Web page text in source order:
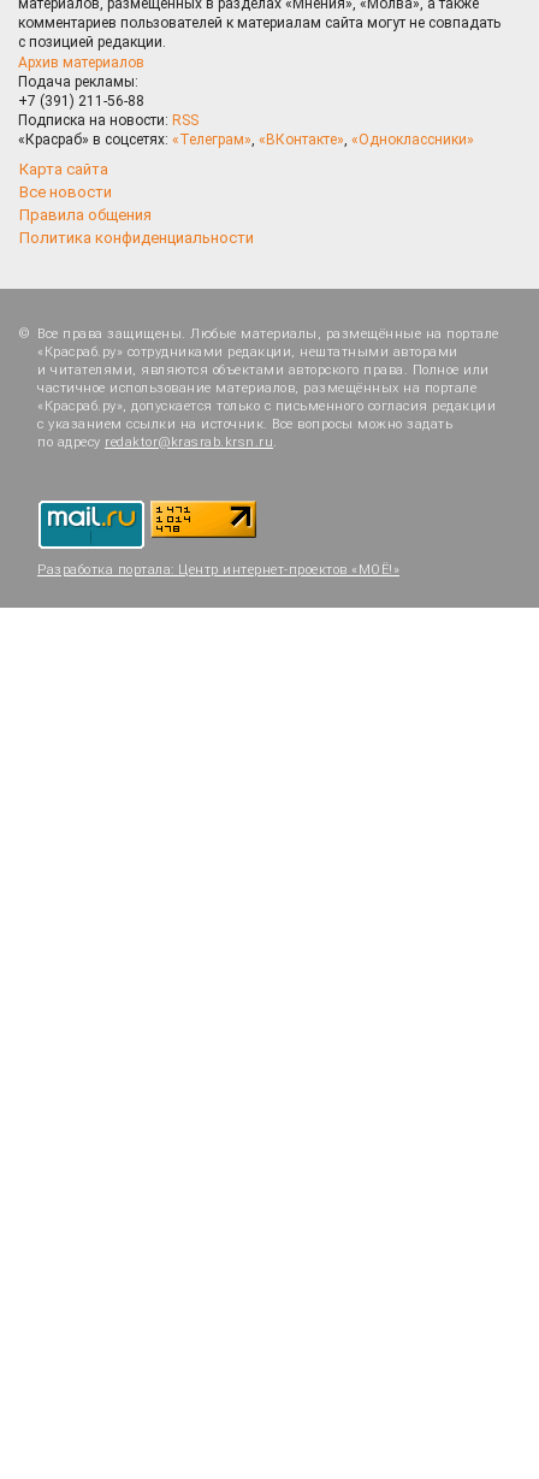
материалов, размещённых в разделах «Мнения», «Молва», а также
комментариев пользователей к материалам сайта могут не совпадать
с позицией редакции.
Архив материалов
Подача рекламы:
+7 (391) 211-56-88
Подписка на новости: RSS
«Красраб» в соцсетях: «Телеграм», «ВКонтакте», «Одноклассники»
Карта сайта
Все новости
Правила общения
Политика конфиденциальности
Все права защищены. Любые материалы, размещённые на портале
«Красраб.ру» сотрудниками редакции, нештатными авторами
и читателями, являются объектами авторского права. Полное или
частичное использование материалов, размещённых на портале
«Красраб.ру», допускается только с письменного согласия редакции
с указанием ссылки на источник. Все вопросы можно задать
по адресу redaktor@krasrab.krsn.ru.
Разработка портала: Центр интернет-проектов «МОЁ!»